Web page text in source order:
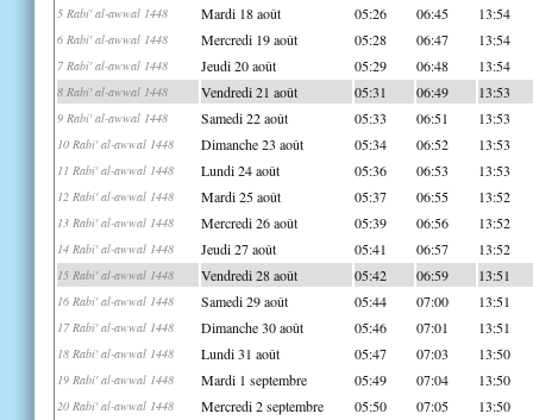
5 Rabi' al-awwal 1448 Mardi 18 août 05:26 06:45 13:54
6 Rabi' al-awwal 1448 Mercredi 19 août 05:28 06:47 13:54
7 Rabi' al-awwal 1448 Jeudi 20 août 05:29 06:48 13:54
8 Rabi' al-awwal 1448 Vendredi 21 août 05:31 06:49 13:53
9 Rabi' al-awwal 1448 Samedi 22 août 05:33 06:51 13:53
10 Rabi' al-awwal 1448 Dimanche 23 août 05:34 06:52 13:53
11 Rabi' al-awwal 1448 Lundi 24 août 05:36 06:53 13:53
12 Rabi' al-awwal 1448 Mardi 25 août 05:37 06:55 13:52
13 Rabi' al-awwal 1448 Mercredi 26 août 05:39 06:56 13:52
14 Rabi' al-awwal 1448 Jeudi 27 août 05:41 06:57 13:52
15 Rabi' al-awwal 1448 Vendredi 28 août 05:42 06:59 13:51
16 Rabi' al-awwal 1448 Samedi 29 août 05:44 07:00 13:51
17 Rabi' al-awwal 1448 Dimanche 30 août 05:46 07:01 13:51
18 Rabi' al-awwal 1448 Lundi 31 août 05:47 07:03 13:50
19 Rabi' al-awwal 1448 Mardi 1 septembre 05:49 07:04 13:50
20 Rabi' al-awwal 1448 Mercredi 2 septembre 05:50 07:05 13:50